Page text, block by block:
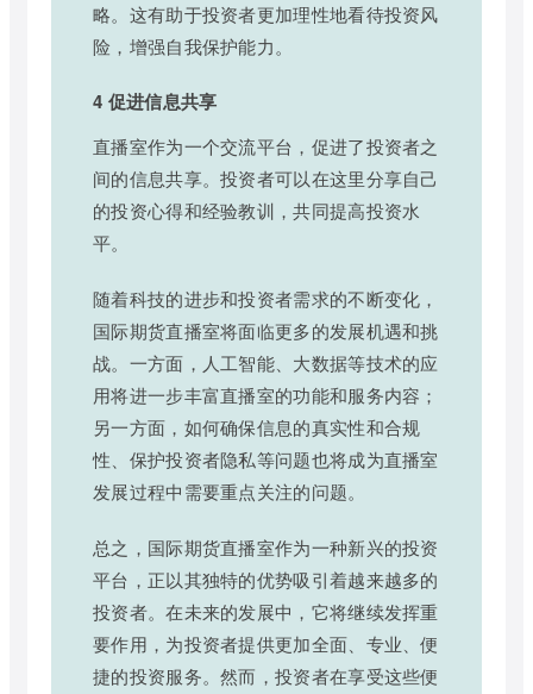
略。这有助于投资者更加理性地看待投资风
险，增强自我保护能力。
4 促进信息共享
直播室作为一个交流平台，促进了投资者之
间的信息共享。投资者可以在这里分享自己
的投资心得和经验教训，共同提高投资水
平。
随着科技的进步和投资者需求的不断变化，
国际期货直播室将面临更多的发展机遇和挑
战。一方面，人工智能、大数据等技术的应
用将进一步丰富直播室的功能和服务内容；
另一方面，如何确保信息的真实性和合规
性、保护投资者隐私等问题也将成为直播室
发展过程中需要重点关注的问题。
总之，国际期货直播室作为一种新兴的投资
平台，正以其独特的优势吸引着越来越多的
投资者。在未来的发展中，它将继续发挥重
要作用，为投资者提供更加全面、专业、便
捷的投资服务。然而，投资者在享受这些便